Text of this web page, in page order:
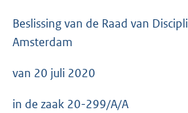
Beslissing van de Raad van
Amsterdam
van 20 juli 2020
in de zaak 20-299/A/A